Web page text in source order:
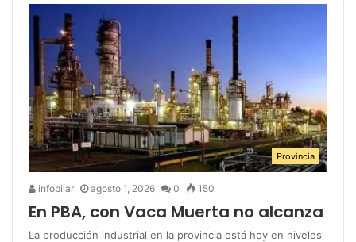
Provincia
infopilar agosto 1, 2026 0 150
En PBA, con Vaca Muerta no alcanza
La producción industrial en la provincia está hoy en niveles